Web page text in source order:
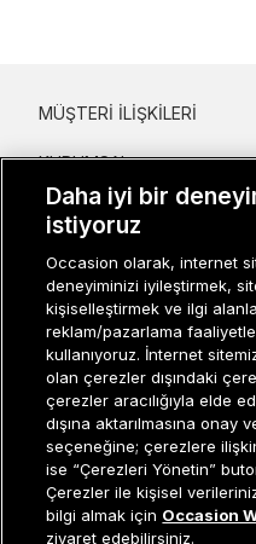
Müşteri İlişkileri0 850 800
MÜŞTERI İLIŞKILERI
KURUMSAL
KADIN KATEGORILER
GRUP MARKALAR
ERKEK KATEGORILER
Occasion bir EREN
Daha iyi bir
istiyoruz
Occasion olarak, internet
deneyiminizi iyileştirmek,
kişiselleştirmek ve ilgi
reklam/pazarlama
kullanıyoruz. İnternet
olan çerezler dışındaki
çerezler aracılığıyla elde
dışına aktarılmasına onay
seçeneğine; çerezlere
ise “Çerezleri Yönetin”
Çerezler ile kişisel
bilgi almak için Occasion
ziyaret edebilirsiniz.